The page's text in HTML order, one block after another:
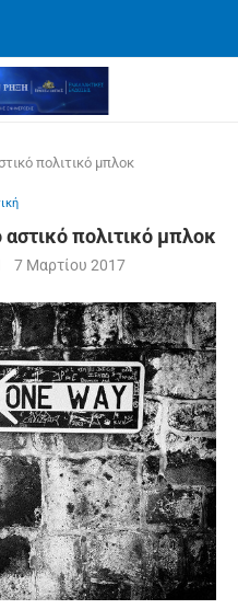
πολιτικό μπλοκ
αστικό πολιτικό μπλοκ
7 Μαρτίου 2017